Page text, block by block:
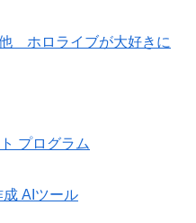
ホロライブが大好きに
プログラム
AIツール